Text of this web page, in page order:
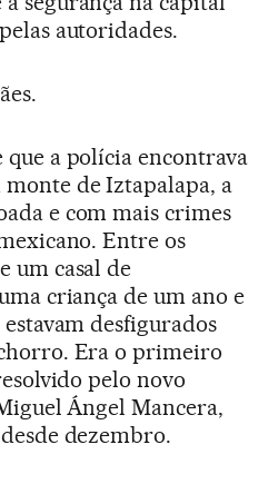
autoridades.
que a polícia encontrava
de Iztapalapa, a
e com mais crimes
Entre os
um casal de
criança de um ano e
desfigurados
Era o primeiro
pelo novo
Ángel Mancera,
dezembro.